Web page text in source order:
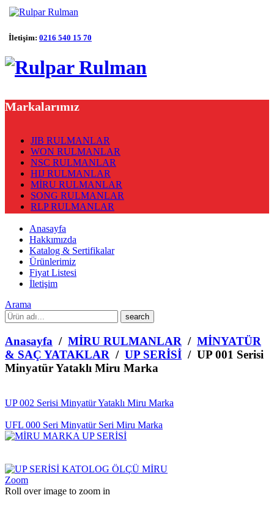
İletişim: 0216 540 15 70
Markalarımız
JIB RULMANLAR
WON RULMANLAR
NSC RULMANLAR
HIJ RULMANLAR
MİRU RULMANLAR
SONG RULMANLAR
RLP RULMANLAR
Anasayfa
Hakkımızda
Katalog & Sertifikalar
Ürünlerimiz
Fiyat Listesi
İletişim
Arama
What
are
you
looking
for?
Anasayfa / MİRU RULMANLAR / MİNYATÜR
& SAÇ YATAKLAR / UP SERİSİ / UP 001 Serisi
Minyatür Yataklı Miru Marka
UP 002 Serisi Minyatür Yataklı Miru Marka
UFL 000 Seri Minyatür Seri Miru Marka
Zoom
Roll over image to zoom in